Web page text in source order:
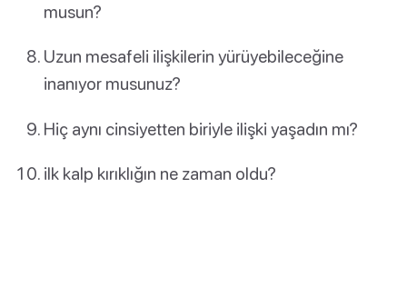
musun?
Uzun mesafeli ilişkilerin yürüyebileceğine
inanıyor musunuz?
Hiç aynı cinsiyetten biriyle ilişki yaşadın mı?
ilk kalp kırıklığın ne zaman oldu?